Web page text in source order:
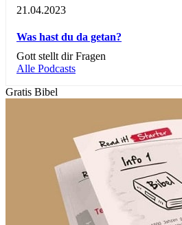
21.04.2023
Was hast du da getan?
Gott stellt dir Fragen
Alle Podcasts
Gratis Bibel